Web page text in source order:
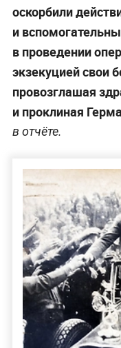
оскорбили
и
в проведении
экзекуцией свои
провозглашая
и проклиная
в отчёте.